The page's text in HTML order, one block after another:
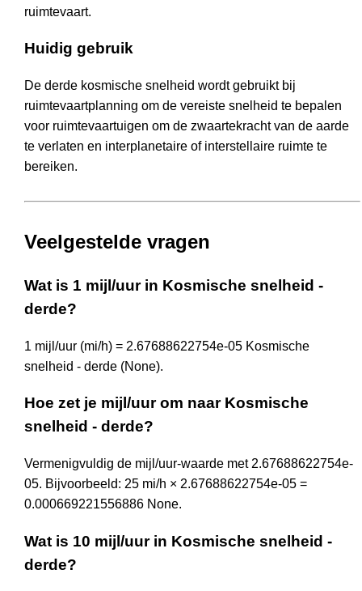
ruimtevaart.
Huidig gebruik
De derde kosmische snelheid wordt gebruikt bij
ruimtevaartplanning om de vereiste snelheid te bepalen
voor ruimtevaartuigen om de zwaartekracht van de aarde
te verlaten en interplanetaire of interstellaire ruimte te
bereiken.
Veelgestelde vragen
Wat is 1 mijl/uur in Kosmische snelheid -
derde?
1 mijl/uur (mi/h) = 2.67688622754e-05 Kosmische
snelheid - derde (None).
Hoe zet je mijl/uur om naar Kosmische
snelheid - derde?
Vermenigvuldig de mijl/uur-waarde met 2.67688622754e-
05. Bijvoorbeeld: 25 mi/h × 2.67688622754e-05 =
0.000669221556886 None.
Wat is 10 mijl/uur in Kosmische snelheid -
derde?